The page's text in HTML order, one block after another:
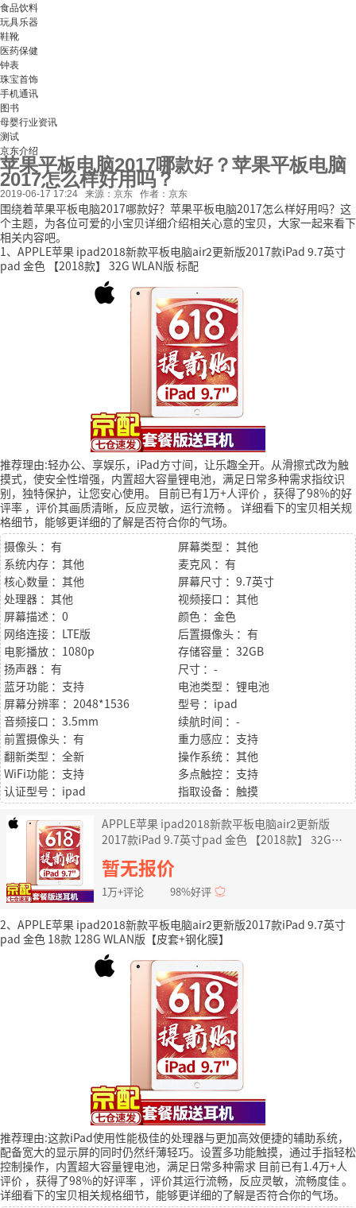
食品饮料
玩具乐器
鞋靴
医药保健
钟表
珠宝首饰
手机通讯
图书
母婴行业资讯
测试
京东介绍
苹果平板电脑2017哪款好？苹果平板电脑
2017怎么样好用吗？
2019-06-17 17:24 来源：京东 作者：京东
围绕着苹果平板电脑2017哪款好？苹果平板电脑2017怎么样好用吗？这
个主题，为各位可爱的小宝贝详细介绍相关心意的宝贝，大家一起来看下
相关内容吧。
1、APPLE苹果 ipad2018新款平板电脑air2更新版2017款iPad 9.7英寸
pad 金色 【2018款】 32G WLAN版 标配
推荐理由:轻办公、享娱乐，iPad方寸间，让乐趣全开。从滑擦式改为触
摸式，使安全性增强，内置超大容量锂电池，满足日常多种需求指纹识
别，独特保护，让您安心使用。
目前已有1万+人评价 ，获得了98%的好
评率 ，评价其画质清晰，反应灵敏，运行流畅。 详细看下的宝贝相关规
格细节，能够更详细的了解是否符合你的气场。
摄像头 ：有
屏幕类型 ：其他
系统内存 ：其他
麦克风 ：有
核心数量 ：其他
屏幕尺寸 ：9.7英寸
处理器 ：其他
视频接口 ：其他
屏幕描述 ：0
颜色 ：金色
网络连接 ：LTE版
后置摄像头 ：有
电影播放 ：1080p
存储容量 ：32GB
扬声器 ：有
尺寸 ：-
蓝牙功能 ：支持
电池类型 ：锂电池
屏幕分辨率 ：2048*1536
型号 ：ipad
音频接口 ：3.5mm
续航时间 ：-
前置摄像头 ：有
重力感应 ：支持
翻新类型 ：全新
操作系统 ：其他
WiFi功能 ：支持
多点触控 ：支持
认证型号 ：ipad
指取设备 ：触摸
APPLE苹果 ipad2018新款平板电脑air2更新版
2017款iPad 9.7英寸pad 金色 【2018款】 32G
WLAN版 标配
暂无报价
1万+评论 98%好评
2、APPLE苹果 ipad2018新款平板电脑air2更新版2017款iPad 9.7英寸
pad 金色 18款 128G WLAN版【皮套+钢化膜】
推荐理由:这款iPad使用性能极佳的处理器与更加高效便捷的辅助系统，
配备宽大的显示屏的同时仍然纤薄轻巧。设置多功能触摸，通过手指轻松
控制操作，内置超大容量锂电池，满足日常多种需求 目前已有1.4万+人
评价 ，获得了98%的好评率 ，评价其运行流畅，反应灵敏，流畅度佳。
详细看下的宝贝相关规格细节，能够更详细的了解是否符合你的气场。